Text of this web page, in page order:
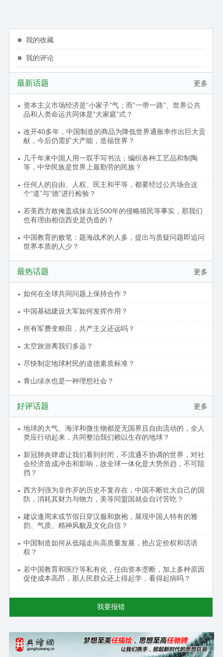
我的收藏
我的评论
更多
最新话题
资本主义市场经济是“小家子”气；而“一带一路”、世界公共
品和人类命运共同体是“大家庭”式？
改开40多年，中国制造的商品为降低世界通胀率作出巨大贡
献，今后仍需扩大产能，造福世界？
几千年来中国人用一双手写书法；编织各种工艺品和制陶
等，中华民族是世界上最勤劳的民族？
任何人的自由、人权、民主和平等，都要经过公共场合这
个“道”与“德”进行检验？
若美西方敢掩盖或抹去近500年的侵略殖民等事实，那我们
也有理由相信西史是伪造的？
中国教育的败笔：题海战术的人多，提出与质疑问题即追问
世界本质的人少？
更多
最热话题
如何在全球共同问题上保持合作？
中国基础建设大军如何发挥作用？
所有军费变粮田，共产主义还远吗？
太空旅游离我们多远？
尽快制定地球村民的道德素质标准？
青山绿水也是一种理想社会？
更多
好评话题
地球的大气、海洋和微生物都是无国界且自由流动的，全人
类应行动起来，共同整治我们赖以生存的地球？
新冠肺炎肆虐让我们看到封闭，不流通不协调的世界，对社
会经济造成冲击和影响，故全球一体化是大势所趋，不可阻
挡？
西方列强为非作歹的历史不复存在，中国不断壮大自己的国
防，消耗其财力与物力，美等同盟国就会自讨苦吃？
建议逢周末或节假日穿汉服和旗袍，展现中国人特有的雅
韵、气质、精神风貌及文化自信？
中国制造如何从低端走向高质量发展，抢占定价权和话语
权？
若中国教育和医疗等私有化，任由资本垄断，加上多种原因
促使成本高昂，那人民群众还上得起学，看得起病吗？
我要报错